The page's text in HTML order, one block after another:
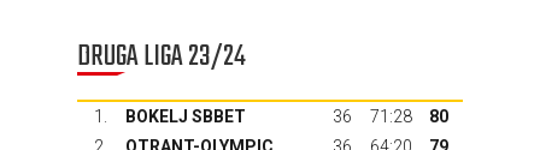
DRUGA LIGA 23/24
1. BOKELJ SBBET 36 71:28
80